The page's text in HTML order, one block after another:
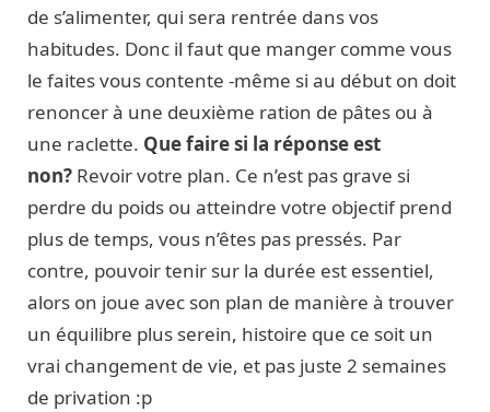
de s’alimenter, qui sera rentrée dans vos
habitudes. Donc il faut que manger comme vous
le faites vous contente -même si au début on doit
renoncer à une deuxième ration de pâtes ou à
une raclette. Que faire si la réponse est
non? Revoir votre plan. Ce n’est pas grave si
perdre du poids ou atteindre votre objectif prend
plus de temps, vous n’êtes pas pressés. Par
contre, pouvoir tenir sur la durée est essentiel,
alors on joue avec son plan de manière à trouver
un équilibre plus serein, histoire que ce soit un
vrai changement de vie, et pas juste 2 semaines
de privation :p